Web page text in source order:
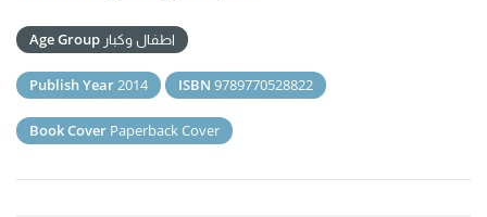
Age Group اطفال وكبار
Publish Year2014 ISBN 9789770528822
Book Cover Paperback Cover